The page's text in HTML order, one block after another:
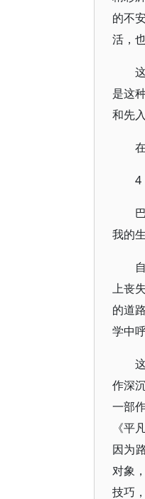
的不
活，
是这
和先
4
我的
上丧
的道
学中
作深
一部
《平
因为
对象
技巧